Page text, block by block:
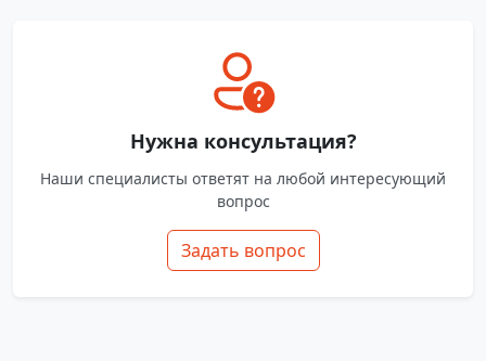
Нужна консультация?
Наши специалисты ответят на любой интересующий
вопрос
Задать вопрос